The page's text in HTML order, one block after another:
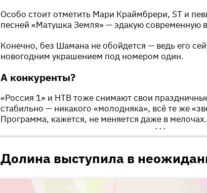
Особо стоит отметить Мари Краймбрери, ST и
песней «Матушка Земля» — эдакую современную
Конечно, без Шамана не обойдется — ведь его
новогодним украшением под номером один.
А конкуренты?
«Россия 1» и НТВ тоже снимают свои
стабильно — никакого «молодняка», всё те же
Программа, кажется, не меняется даже в мелочах.
•••
Долина выступила в